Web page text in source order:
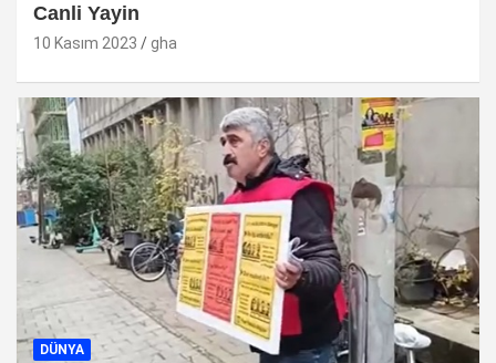
Canli Yayin
10 Kasım 2023 gha
DÜNYA